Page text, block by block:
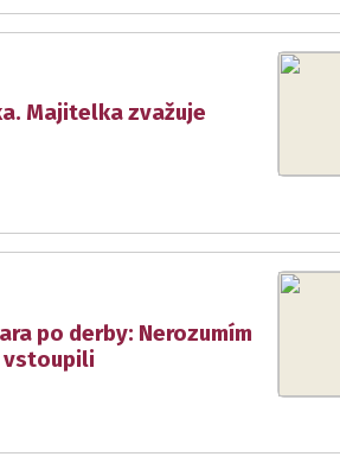
Majitelka zvažuje
po derby: Nerozumím
vstoupili